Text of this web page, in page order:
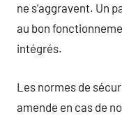
ne s’aggravent. Un
au bon
intégrés.
Les normes de
amende en cas de